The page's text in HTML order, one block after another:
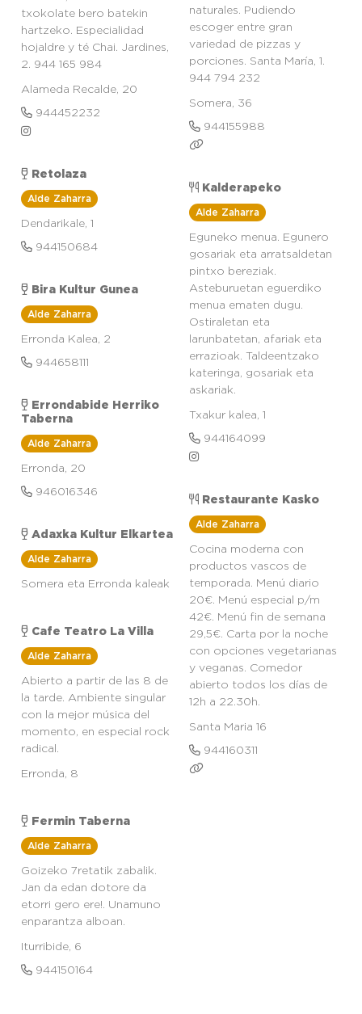
txokolate bero batekin
hartzeko. Especialidad
hojaldre y té Chai. Jardines,
2. 944 165 984
Alameda Recalde, 20
944452232
Retolaza
Alde Zaharra
Dendarikale, 1
944150684
Bira Kultur Gunea
Alde Zaharra
Erronda Kalea, 2
944658111
Taberna
Alde Zaharra
Erronda, 20
946016346
Adaxka Kultur Elkartea
Alde Zaharra
Somera eta Erronda kaleak
Cafe Teatro La Villa
Alde Zaharra
Abierto a partir de las 8 de
la tarde. Ambiente singular
con la mejor música del
momento, en especial rock
radical.
Erronda, 8
Fermin Taberna
Alde Zaharra
Goizeko 7retatik zabalik.
Jan da edan dotore da
etorri gero ere!. Unamuno
enparantza alboan.
Iturribide, 6
944150164
naturales. Pudiendo
escoger entre gran
variedad de pizzas y
porciones. Santa María, 1.
944 794 232
Somera, 36
944155988
Kalderapeko
Alde Zaharra
Eguneko menua. Egunero
gosariak eta arratsaldetan
pintxo bereziak.
Asteburuetan eguerdiko
menua ematen dugu.
Ostiraletan eta
larunbatetan, afariak eta
errazioak. Taldeentzako
kateringa, gosariak eta
askariak.
Txakur kalea, 1
944164099
Restaurante Kasko
Alde Zaharra
Cocina moderna con
productos vascos de
temporada. Menú diario
20€. Menú especial p/m
42€. Menú fin de semana
29,5€. Carta por la noche
con opciones vegetarianas
y veganas. Comedor
abierto todos los días de
12h a 22.30h.
Santa Maria 16
944160311